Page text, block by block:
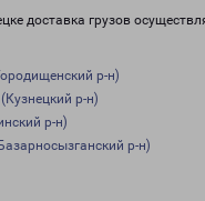
доставка грузов
р-н)
р-н)
р-н)
р-н)